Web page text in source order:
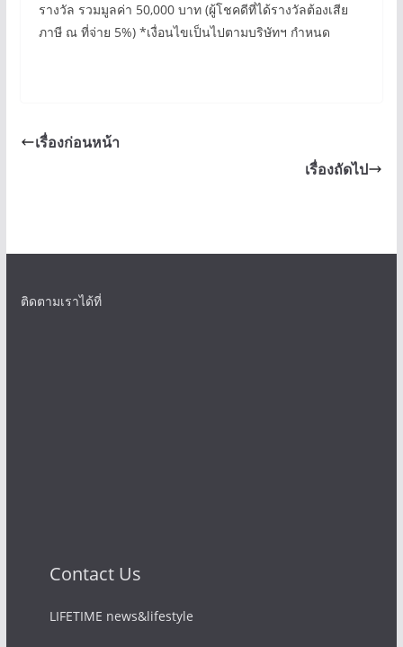
รางวัล รวมมูลค่า 50,000 บาท (ผู้โชคดีที่ได้รางวัลต้องเสีย
ภาษี ณ ที่จ่าย 5%) *เงื่อนไขเป็นไปตามบริษัทฯ กำหนด
เรื่องก่อนหน้า
เรื่องถัดไป
ติดตามเราได้ที่
Contact Us
LIFETIME news&lifestyle